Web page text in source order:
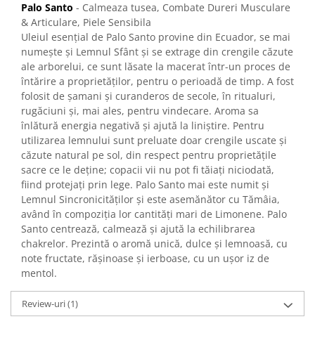
Palo Santo - Calmeaza tusea, Combate Dureri Musculare
& Articulare, Piele Sensibila
Uleiul esențial de Palo Santo provine din Ecuador, se mai
numește și Lemnul Sfânt și se extrage din crengile căzute
ale arborelui, ce sunt lăsate la macerat într-un proces de
întărire a proprietăților, pentru o perioadă de timp. A fost
folosit de șamani și curanderos de secole, în ritualuri,
rugăciuni și, mai ales, pentru vindecare. Aroma sa
înlătură energia negativă și ajută la liniștire. Pentru
utilizarea lemnului sunt preluate doar crengile uscate și
căzute natural pe sol, din respect pentru proprietățile
sacre ce le deține; copacii vii nu pot fi tăiați niciodată,
fiind protejați prin lege. Palo Santo mai este numit și
Lemnul Sincronicităţilor și este asemănător cu Tămâia,
având în compoziția lor cantități mari de Limonene. Palo
Santo centrează, calmează și ajută la echilibrarea
chakrelor. Prezintă o aromă unică, dulce și lemnoasă, cu
note fructate, rășinoase și ierboase, cu un ușor iz de
mentol.
Review-uri(1)